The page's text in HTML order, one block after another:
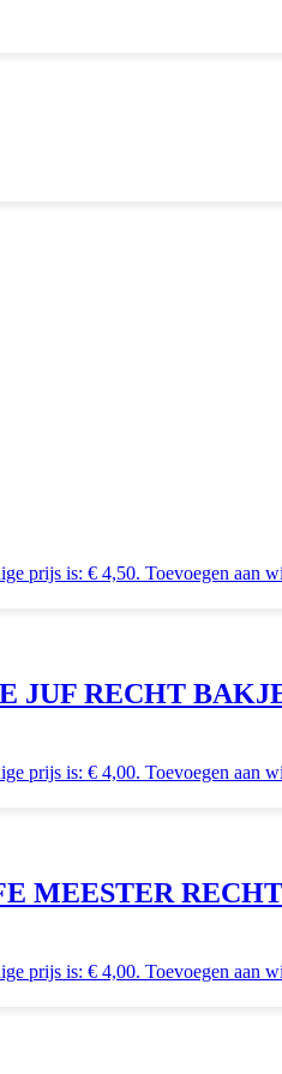
prijs is: € 4,50. Toevoegen aan
JUF RECHT
prijs is: € 4,00. Toevoegen aan
MEESTER
prijs is: € 4,00. Toevoegen aan